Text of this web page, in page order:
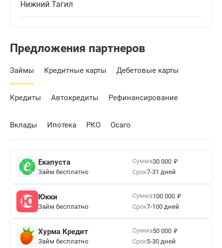
Нижний Тагил
Предложения партнеров
Займы Кредитные карты Дебетовые карты
Кредиты Автокредиты Рефинансирование
Вклады Ипотека РКО Осаго
Екапуста
Займ бесплатно
Сумма30 000 ₽
Срок7-31 дней
Юкки
Займ бесплатно
Сумма100 000 ₽
Срок7-100 дней
Хурма Кредит
Займ бесплатно
Сумма50 000 ₽
Срок5-30 дней